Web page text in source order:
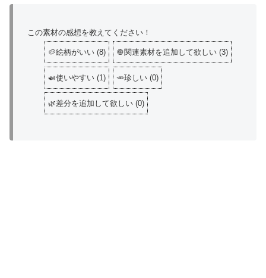
この素材の感想を教えてください！
🥔絵柄がいい (8) 🧅関連素材を追加して欲しい (3)
🍛使いやすい (1) 🥕珍しい (0)
🌿差分を追加して欲しい (0)